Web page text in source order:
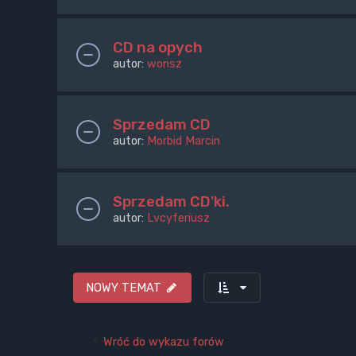
CD na opych
autor: wonsz
Sprzedam CD
autor: Morbid Marcin
Sprzedam CD'ki.
autor: Lvcyferiusz
NOWY TEMAT
Wróć do wykazu forów